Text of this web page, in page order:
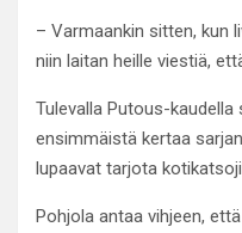
– Varmaankin sitten, kun
niin laitan heille viestiä,
Tulevalla Putous-
ensimmäistä kertaa
lupaavat tarjota
Pohjola antaa vihjeen,